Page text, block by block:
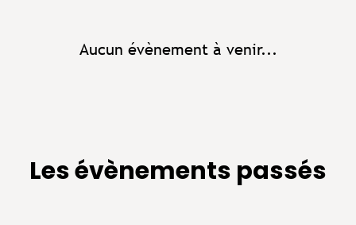
Aucun évènement à venir...
Les évènements passés